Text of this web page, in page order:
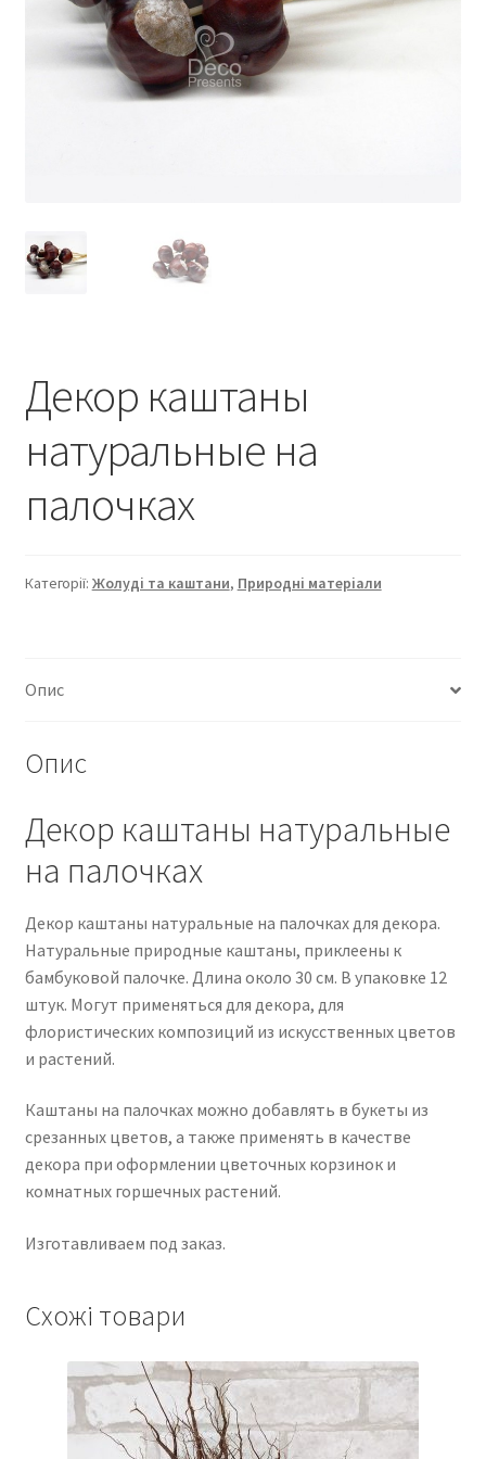
Декор каштаны
натуральные на
палочках
Категорії: Жолуді та каштани, Природні матеріали
Опис
Опис
Декор каштаны натуральные
на палочках
Декор каштаны натуральные на палочках для декора.
Натуральные природные каштаны, приклеены к
бамбуковой палочке. Длина около 30 см. В упаковке 12
штук. Могут применяться для декора, для
флористических композиций из искусственных цветов
и растений.
Каштаны на палочках можно добавлять в букеты из
срезанных цветов, а также применять в качестве
декора при оформлении цветочных корзинок и
комнатных горшечных растений.
Изготавливаем под заказ.
Схожі товари